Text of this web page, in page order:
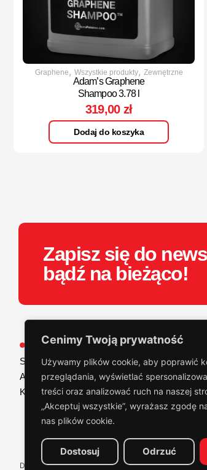
Cenimy Twoją prywatność
Używamy plików cookie, aby poprawić
przeglądania, wyświetlać
treści oraz analizować ruch na naszej
„Akceptuj wszystkie”, wyrażasz zgodę
nas plików cookie.
Dostosuj Odrzuć
Graphene, Wszystkie produkty, Zewnętrzne
Adam’s Graphene
Shampoo 3.78 l
319,00 zł
Dodaj do koszyka
Zapisz się do
bądź na bieżąco!
Adam's Polishes
Strona główna
Akredytowane studia
Kontakt
Designed & powered by nevstudio. All rights reserved